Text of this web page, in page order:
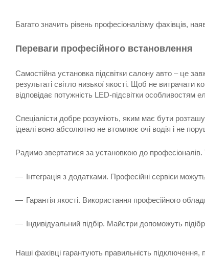
Багато значить рівень професіоналізму фахівців,
Переваги професійного встановлення
Самостійна установка підсвітки салону авто – це
результаті світло низької якості. Щоб не
відповідає потужність LED-підсвітки
Спеціалісти добре розуміють, яким має бути
ідеалі воно абсолютно не втомлює очі водія і не
Радимо звертатися за установкою до професіоналів.
Інтеграція з додатками. Професійні сервіси
Гарантія якості. Використання професійного
Індивідуальний підбір. Майстри допоможуть
Наші фахівці гарантують правильність